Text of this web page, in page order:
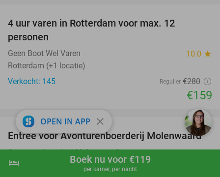
shopping_cart Boek nu
hotel Boek nu voor €119
per kamer, per nacht
4 uur varen in Rotterdam voor max. 12
personen
Geen Boot Wel Varen 10.0 star
Rotterdam (+1 locatie)
Verkocht: 145
Regulier €280
€159
27%
favorite_border
Entree voor Avonturenboerderij Molenwaard
Avonturenboerderij Molenwaard
Groot-Ammers
OPEN IN APP close